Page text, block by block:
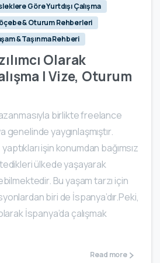
Göre Yurtdışı Çalışma
& Oturum Rehberleri
& Taşınma Rehberi
Olarak
| Vize, Oturum
birlikte freelance
genelinde yaygınlaşmıştır.
yaptıkları işin konumdan bağımsız
ülkede yaşayarak
Bu yaşam tarzı için
biri de İspanya’dır.Peki,
İspanya’da çalışmak
Read more